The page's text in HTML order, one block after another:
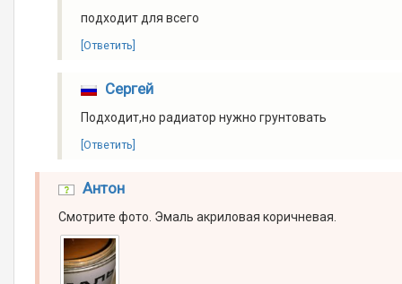
подходит для всего
[Ответить]
Сергей
Подходит,но радиатор нужно грунтовать
[Ответить]
Антон
Смотрите фото. Эмаль акриловая коричневая.